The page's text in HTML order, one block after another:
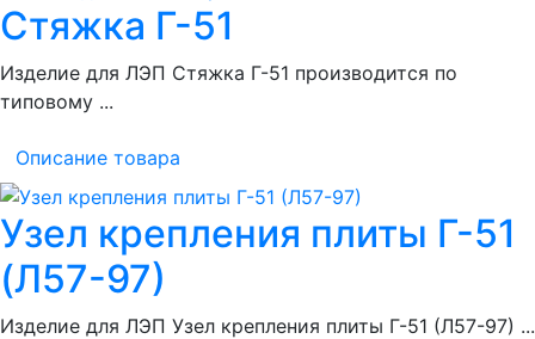
Стяжка Г-51
Изделие для ЛЭП Стяжка Г-51 производится по
типовому ...
Описание товара
Узел крепления плиты Г-51
(Л57-97)
Изделие для ЛЭП Узел крепления плиты Г-51 (Л57-97) ...